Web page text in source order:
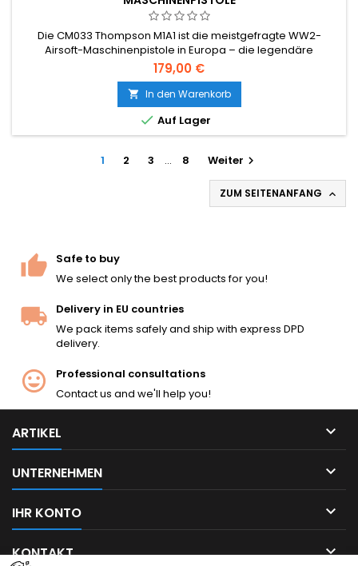
Die CM033 Thompson M1A1 ist die meistgefragte WW2-
Airsoft-Maschinenpistole in Europa – die legendäre
amerikanische „Tommy Gun“ als Vollmetall-AEG-Replik.
Vollmetallempfänger und -lauf, Holzimitat-Polymer-Schaft,
V6-Getriebe mit Stahlzahnrädern, 360 FPS / 109 m/s, 420-
Schuss Hi-Cap Metallmagazin, Halb- und Vollautomatik. Akku
(1600 mAh) und Ladegerät...
179,00 €
 In den Warenkorb
 Auf Lager
1 2 3 … 8 Weiter 
ZUM SEITENANFANG 
Safe to buy
We select only the best products for you!
Delivery in EU countries
We pack items safely and ship with express DPD
delivery.
Professional consultations
Contact us and we'll help you!
ARTIKEL 
UNTERNEHMEN 
IHR KONTO 
KONTAKT 